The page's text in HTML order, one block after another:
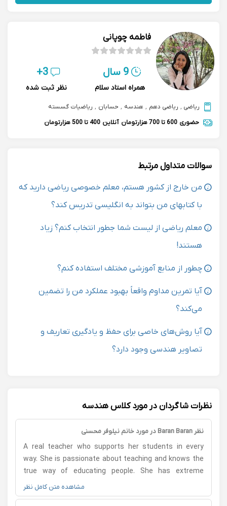
فاطمه چوپانی
9 سال
همراه استاد سلام
3+
نظر ثبت شده
ریاضی , ریاضی دهم , هندسه , حسابان , ریاضیات گسسته
حضوری 600 تا 700 هزارتومان آنلاین 400 تا 500 هزارتومان
سوالات متداول مرتبط
من خارج از کشور هستم، معلم خصوصی ریاضی دارید که
با کتابهای من بتواند به انگلیسی تدریس کند؟
معلم ریاضی از لیست شما جطور انتخاب کنم؟ زیاد
هستند!
چطور از منابع آموزشی مختلف استفاده کنم؟
آیا تمرین مداوم واقعاً بهبود عملکرد من را تضمین
می‌کند؟
آیا روش‌های خاصی برای حفظ و یادگیری تعاریف و
تصاویر هندسی وجود دارد؟
نظرات شاگردان در مورد کلاس هندسه
نظر Baran Baran در مورد خانم نیلوفر محسنی
A real teacher who supports her students in every
way. She is passionate about teaching and knows the
true way of educating people. She has extreme
knowledge about the subjects she teaches. It is
proven that she is a formal, international teacher for
مشاهده متن کامل نظر